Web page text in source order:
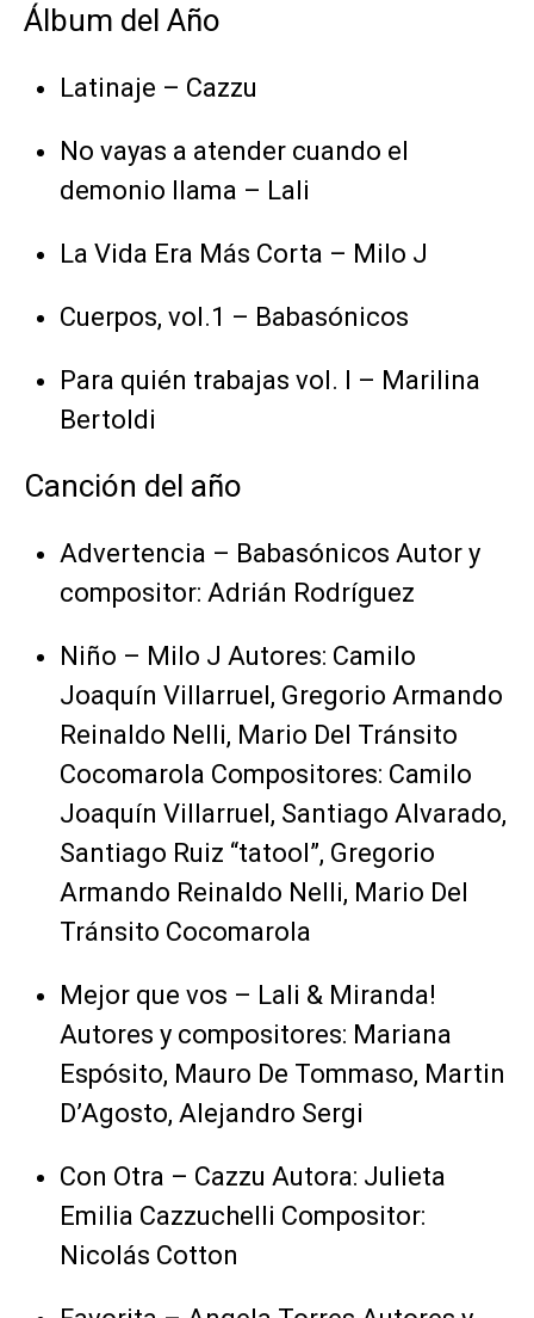
Álbum del Año
Latinaje – Cazzu
No vayas a atender cuando el
demonio llama – Lali
La Vida Era Más Corta – Milo J
Cuerpos, vol.1 – Babasónicos
Para quién trabajas vol. I – Marilina
Bertoldi
Canción del año
Advertencia – Babasónicos Autor y
compositor: Adrián Rodríguez
Niño – Milo J Autores: Camilo
Joaquín Villarruel, Gregorio Armando
Reinaldo Nelli, Mario Del Tránsito
Cocomarola Compositores: Camilo
Joaquín Villarruel, Santiago Alvarado,
Santiago Ruiz “tatool”, Gregorio
Armando Reinaldo Nelli, Mario Del
Tránsito Cocomarola
Mejor que vos – Lali & Miranda!
Autores y compositores: Mariana
Espósito, Mauro De Tommaso, Martin
D’Agosto, Alejandro Sergi
Con Otra – Cazzu Autora: Julieta
Emilia Cazzuchelli Compositor:
Nicolás Cotton